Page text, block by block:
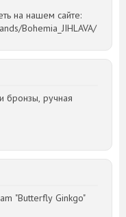
на нашем сайте:
Bohemia_JIHLAVA/
бронзы, ручная
"Butterfly Ginkgo"